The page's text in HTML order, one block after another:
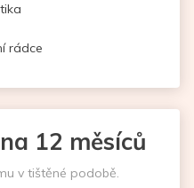
rádce
12 měsíců
v tištěné podobě.